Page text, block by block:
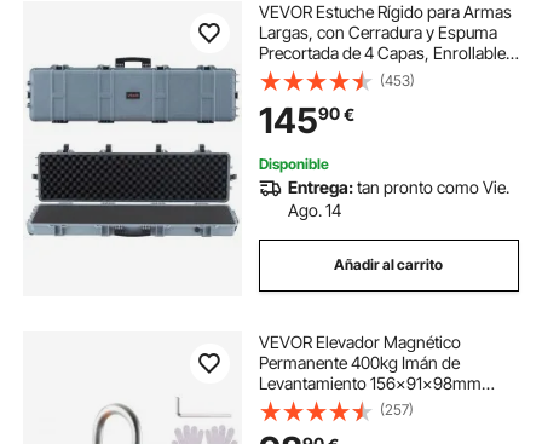
VEVOR Estuche Rígido para Armas
Largas, con Cerradura y Espuma
Precortada de 4 Capas, Enrollable,
Resistente al Agua IP67 y Polvo, 138
x 38,5 x 16,5 cm, Color Gris, para
Viajes en Avión y Tren
(453)
14590€
Disponible
Entrega:tan pronto como Vie.
Ago. 14
Añadir al carrito
VEVOR Elevador Magnético
Permanente 400kg Imán de
Levantamiento 156x91x98mm
Factor de Seguridad de 2,5
Polipasto de Neodimio N42
(257)